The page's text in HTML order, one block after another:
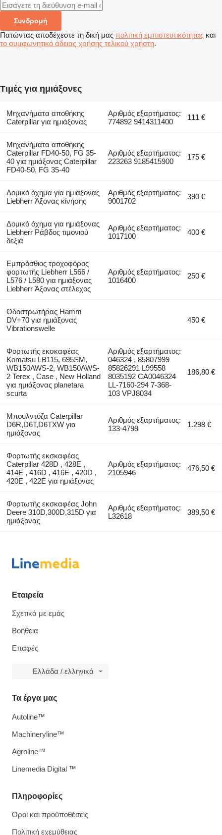
Συνδρομή
Πατώντας αποδέχεστε τη δική μας πολιτική εμπιστευτικότητας και
το συμφωνητικό άδειας χρήσης τελικού χρήστη.
Τιμές για ημιάξονες
Μηχανήματα αποθήκης
Caterpillar για ημιάξονας
Αριθμός εξαρτήματος:
774892 9414311400
111 €
Μηχανήματα αποθήκης
Caterpillar FD40-50, FG 35-
40 για ημιάξονας Caterpillar
FD40-50, FG 35-40
Αριθμός εξαρτήματος:
223263 9185415900
175 €
Δομικό όχημα για ημιάξονας
Liebherr Άξονας κίνησης
Αριθμός εξαρτήματος:
9001702
390 €
Δομικό όχημα για ημιάξονας
Liebherr Ράβδος τιμονιού
δεξιά
Αριθμός εξαρτήματος:
1017100
400 €
Εμπρόσθιος τροχοφόρος
φορτωτής Liebherr L566 /
L576 / L580 για ημιάξονας
Liebherr Άξονας στέλεχος
Αριθμός εξαρτήματος:
1016400
250 €
Οδοστρωτήρας Hamm
DV+70 για ημιάξονας
Vibrationswelle
450 €
Φορτωτής εκσκαφέας
Komatsu LB115, 695SM,
WB150AWS-2, WB150AWS-
2 Terex , Case , New Holland
για ημιάξονας planetara
scurta
Αριθμός εξαρτήματος:
046324 , 85807999
85826291 L99558
8035192 CA0046324
LL-7160-294 7-368-
103 VPJ8034
186,80 €
Μπουλντόζα Caterpillar
D6R,D6T,D6TXW για
ημιάξονας
Αριθμός εξαρτήματος:
133-4799
1.298 €
Φορτωτής εκσκαφέας
Caterpillar 428D , 428E ,
414E , 416D , 416E , 420D ,
420E , 422E για ημιάξονας
Αριθμός εξαρτήματος:
2105946
476,50 €
Φορτωτής εκσκαφέας John
Deere 310D,300D,315D για
ημιάξονας
Αριθμός εξαρτήματος:
L32618
389,50 €
Εταιρεία
Σχετικά με εμάς
Βοήθεια
Επαφές
Ελλάδα / ελληνικά
Πληροφορίες
Όροι και προϋποθέσεις
Πολιτική εχεμύθειας
Τα έργα μας
Autoline™
Machineryline™
Agroline™
Linemedia Digital ™